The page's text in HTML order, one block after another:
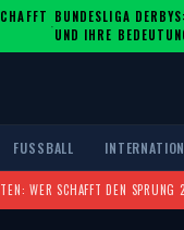
·
BUNDESLIGA
ND IHRE BEDEUTUNG
FUSSBALL
WER SCHAFFT DEN